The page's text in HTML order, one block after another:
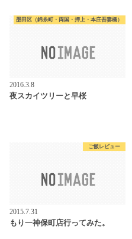
墨田区（錦糸町・両国・押上・本庄吾妻橋）
2016.3.8
夜スカイツリーと早桜
ご飯レビュー
2015.7.31
もり一神保町店行ってみた。